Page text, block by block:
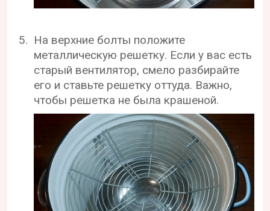
На верхние болты положите
металлическую решетку. Если у вас есть
старый вентилятор, смело разбирайте
его и ставьте решетку оттуда. Важно,
чтобы решетка не была крашеной.